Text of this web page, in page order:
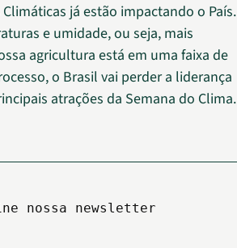
já estão impactando o País.
e umidade, ou seja, mais
agricultura está em uma faixa de
o Brasil vai perder a liderança
atrações da Semana do Clima.
nossa newsletter